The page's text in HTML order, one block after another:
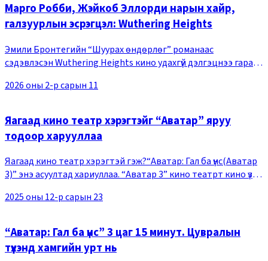
Марго Робби, Жэйкоб Эллорди нарын хайр,
галзуурлын эсрэгцэл: Wuthering Heights
Эмили Бронтегийн “Шуурах өндөрлөг” романаас
сэдэвлэсэн Wuthering Heights кино удахгүй дэлгэцнээ гарах
Йоркшир дахь сууцанд хувь тавилангаа
2026 оны 2-р сарын 11
Яагаад кино театр хэрэгтэйг “Аватар” яруу
тодоор харууллаа
Яагаад кино театр хэрэгтэй гэж?“Аватар: Гал ба үнс(Аватар
3)” энэ асуултад хариуллаа. “Аватар 3” кино театрт кино үзэх
Товчхондоо энэ бол технологи
2025 оны 12-р сарын 23
“Аватар: Гал ба үнс” 3 цаг 15 минут. Цувралын
түүхэнд хамгийн урт нь